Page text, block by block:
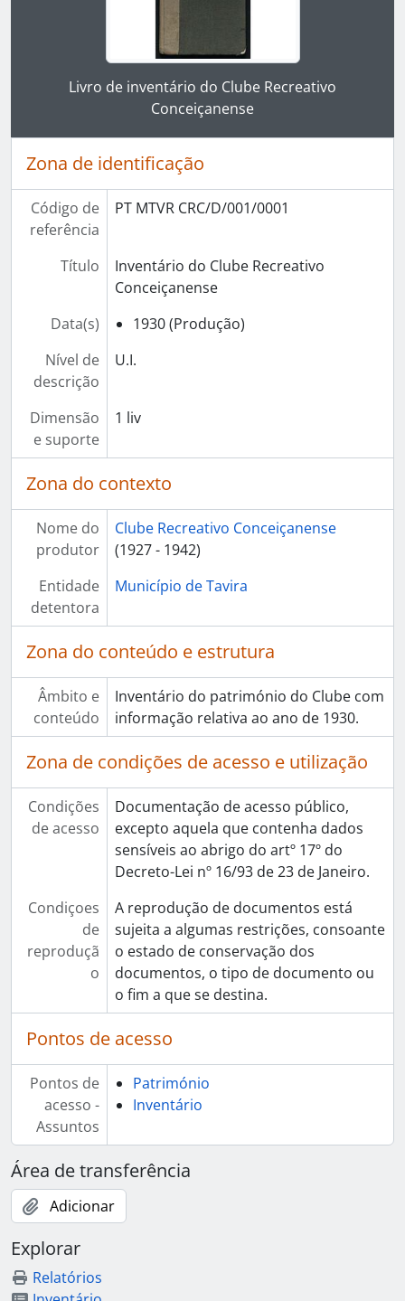
Ao clicar no link deste título da descrição a
Livro de inventário do Clube Recreativo
Conceiçanense
Zona de identificação
Código de
referência
PT MTVR CRC/D/001/0001
Título
Inventário do Clube Recreativo
Conceiçanense
Data(s)
1930 (Produção)
Nível de
descrição
U.I.
Dimensão
e suporte
1 liv
Zona do contexto
Nome do
produtor
Clube Recreativo Conceiçanense
(1927 - 1942)
Entidade
detentora
Município de Tavira
Zona do conteúdo e estrutura
Âmbito e
conteúdo
Inventário do património do Clube com
informação relativa ao ano de 1930.
Zona de condições de acesso e utilização
Condições
de acesso
Documentação de acesso público,
excepto aquela que contenha dados
sensíveis ao abrigo do artº 17º do
Decreto-Lei nº 16/93 de 23 de Janeiro.
Condiçoes
de
reproduçã
o
A reprodução de documentos está
sujeita a algumas restrições, consoante
o estado de conservação dos
documentos, o tipo de documento ou
o fim a que se destina.
Pontos de acesso
Pontos de
acesso -
Assuntos
Património
Inventário
Área de transferência
Adicionar
Explorar
Relatórios